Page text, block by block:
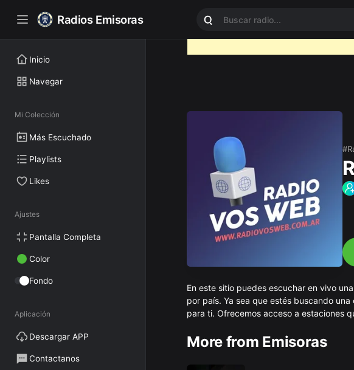
Radios Emisoras
Inicio
Navegar
Mi Colección
Más Escuchado
Playlists
Likes
Ajustes
Pantalla Completa
Color
Fondo
Aplicación
Descargar APP
Contactanos
En este sitio puedes escuchar en vivo
por país. Ya sea que estés buscando
para ti. Ofrecemos acceso a estaciones
calidad de audio.
Escucha radios de tu comunidad o
app multiradio desde tu dispositivo
More from Emisoras